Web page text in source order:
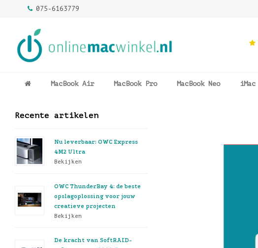
075-6163779
MacBook Air MacBook Pro MacBook Neo iMac
Recente artikelen
Nu leverbaar: OWC Express
4M2 Ultra
Bekijken
OWC ThunderBay 4: de beste
opslagoplossing voor jouw
creatieve projecten
Bekijken
De kracht van SoftRAID-